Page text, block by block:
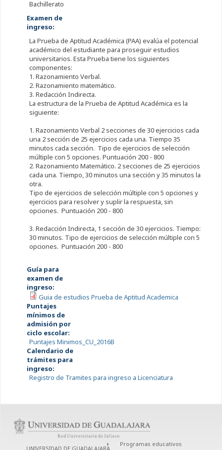
Bachillerato
Examen de
ingreso:
La Prueba de Aptitud Académica (PAA) evalúa el potencial
académico del estudiante para proseguir estudios
universitarios. Esta Prueba tiene los siguientes
componentes:
1. Razonamiento Verbal.
2. Razonamiento matemático.
3. Redacción Indirecta.
La estructura de la Prueba de Aptitud Académica es la
siguiente:
1. Razonamiento Verbal 2 secciones de 30 ejercicios cada
una 2 sección de 25 ejercicios cada una. Tiempo 35
minutos cada sección. Tipo de ejercicios de selección
múltiple con 5 opciones. Puntuación 200 - 800
2. Razonamiento Matemático. 2 secciones de 25 ejercicios
cada una. Tiempo, 30 minutos una sección y 35 minutos la
otra.
Tipo de ejercicios de selección múltiple con 5 opciones y
ejercicios para resolver y suplir la respuesta, sin
opciones. Puntuación 200 - 800
3. Redacción Indirecta, 1 sección de 30 ejercicios. Tiempo:
30 minutos. Tipo de ejercicios de selección múltiple con 5
opciones. Puntuación 200 - 800
Guía para
examen de
ingreso:
Guia de estudios Prueba de Aptitud Academica
Puntajes
mínimos de
admisión por
ciclo escolar:
Puntajes Minimos_CU_2016B
Calendario de
trámites para
ingreso:
Registro de Tramites para ingreso a Licenciatura
UNIVERSIDAD DE GUADALAJARA
Programas educativos